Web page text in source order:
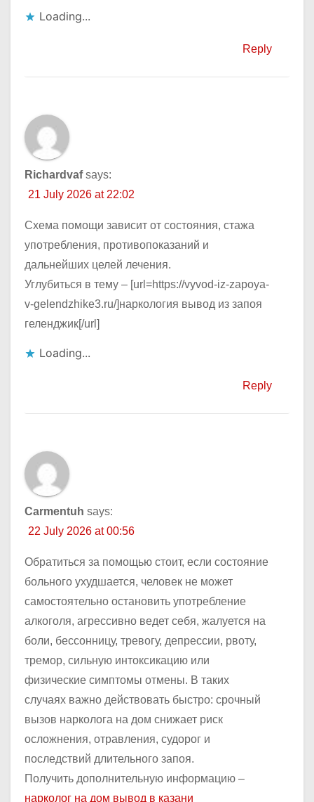
Loading...
Reply
Richardvaf says:
21 July 2026 at 22:02
Схема помощи зависит от состояния, стажа
употребления, противопоказаний и
дальнейших целей лечения.
Углубиться в тему – [url=https://vyvod-iz-zapoya-
v-gelendzhike3.ru/]наркология вывод из запоя
геленджик[/url]
Loading...
Reply
Carmentuh says:
22 July 2026 at 00:56
Обратиться за помощью стоит, если состояние
больного ухудшается, человек не может
самостоятельно остановить употребление
алкоголя, агрессивно ведет себя, жалуется на
боли, бессонницу, тревогу, депрессии, рвоту,
тремор, сильную интоксикацию или
физические симптомы отмены. В таких
случаях важно действовать быстро: срочный
вызов нарколога на дом снижает риск
осложнения, отравления, судорог и
последствий длительного запоя.
Получить дополнительную информацию –
нарколог на дом вывод в казани